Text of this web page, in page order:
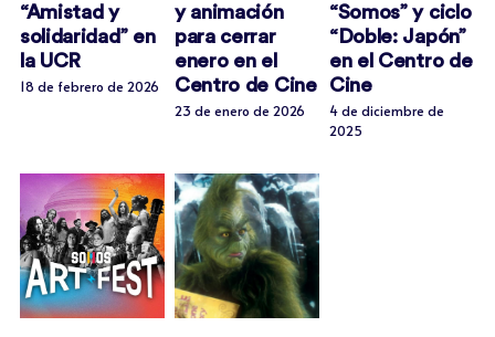
“Amistad y
solidaridad” en
la UCR
18 de febrero de 2026
y animación
para cerrar
enero en el
Centro de Cine
23 de enero de 2026
“Somos” y ciclo
“Doble: Japón”
en el Centro de
Cine
4 de diciembre de
2025